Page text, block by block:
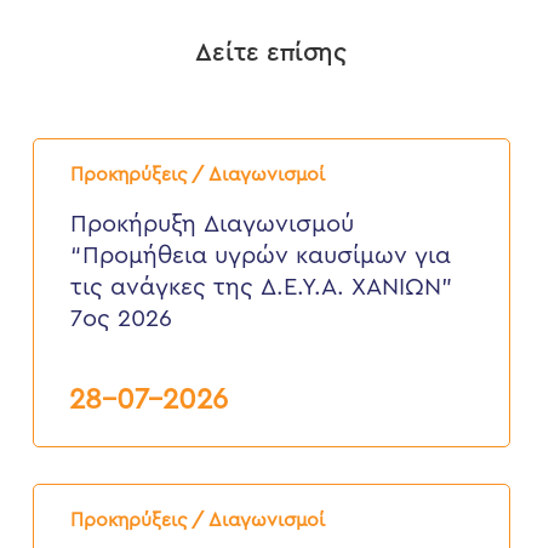
Δείτε επίσης
Προκηρύξεις / Διαγωνισμοί
Προκήρυξη
Διαγωνισμού
υγρών
καυσίμων
ανάγκες
2026
Προκήρυξη Διαγωνισμού
“Προμήθεια υγρών καυσίμων για
τις ανάγκες της Δ.Ε.Υ.Α. ΧΑΝΙΩΝ”
7ος 2026
28-07-2026
Προκηρύξεις / Διαγωνισμοί
ΠΡΟΚΗΡΥΞΗ
ΠΛΕΙΟΔΟΤΙΚΟΥ